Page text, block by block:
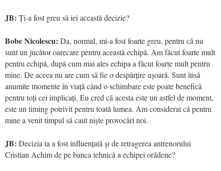
JB: Ți-a fost greu să iei această decizie?
Bobe Nicolescu: Da, normal, mi-a fost foarte greu, pentru că nu
sunt un jucător oarecare pentru această echipă. Am făcut foarte mult
pentru echipă, după cum mai ales echipa a făcut foarte mult pentru
mine. De aceea nu are cum să fie o despărțire ușoară. Sunt însă
anumite momente în viață când o schimbare este poate benefică
pentru toți cei implicați. Eu cred că acesta este un astfel de moment,
este un timing potrivit pentru toată lumea. Am considerat că pentru
mine a venit timpul să caut niște provocări noi.
JB: Decizia ta a fost influențată și de retragerea antrenorului
Cristian Achim de pe banca tehnică a echipei orădene?